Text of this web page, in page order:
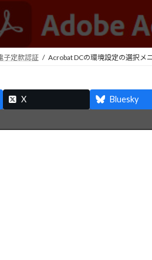
子定款認証 Acrobat DCの環境設定の選択メ
X Bluesky